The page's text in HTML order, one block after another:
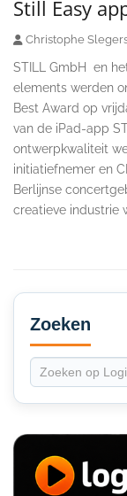
Still Easy
Christophe
STILL GmbH en
elements werden
Best Award op
van de iPad-app
ontwerpkwaliteit
initiatiefnemer en
Berlijnse
creatieve industrie
Secondary
Sidebar
Zoeken